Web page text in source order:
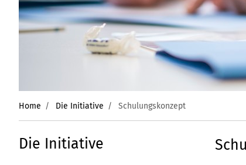
Home Die Initiative Schulungskonzept
Die Initiative